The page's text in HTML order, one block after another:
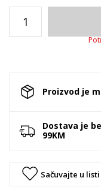
Proizvod je
Dostava je
99KM
Sačuvajte u